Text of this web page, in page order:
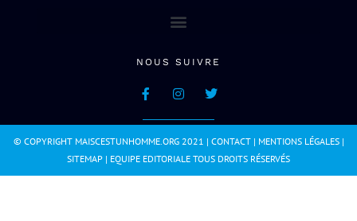
NOUS SUIVRE
© COPYRIGHT MAISCESTUNHOMME.ORG 2021 | CONTACT| MENTIONS LÉGALES|
SITEMAP | EQUIPE EDITORIALE TOUS DROITS RÉSERVÉS